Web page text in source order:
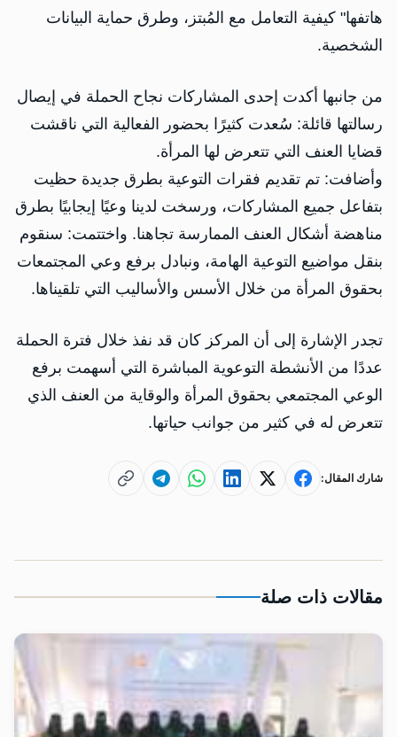
هاتفها" كيفية التعامل مع المُبتز، وطرق حماية البيانات
الشخصية.
من جانبها أكدت إحدى المشاركات نجاح الحملة في إيصال
رسالتها قائلة: سُعدت كثيرًا بحضور الفعالية التي ناقشت
قضايا العنف التي تتعرض لها المرأة.
وأضافت: تم تقديم فقرات التوعية بطرق جديدة حظيت
بتفاعل جميع المشاركات، ورسخت لدينا وعيًا إيجابيًا بطرق
مناهضة أشكال العنف الممارسة تجاهنا. واختتمت: سنقوم
بنقل مواضيع التوعية الهامة، ونبادل برفع وعي المجتمعات
بحقوق المرأة من خلال الأسس والأساليب التي تلقيناها.
تجدر الإشارة إلى أن المركز كان قد نفذ خلال فترة الحملة
عددًا من الأنشطة التوعوية المباشرة التي أسهمت برفع
الوعي المجتمعي بحقوق المرأة والوقاية من العنف الذي
تتعرض له في كثير من جوانب حياتها.
شارك المقال:
مقالات ذات صلة